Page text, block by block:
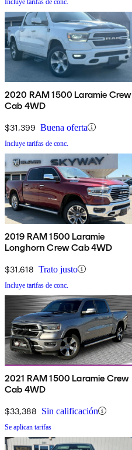
Incluye tarifas de conc.
2020 RAM 1500 Laramie Crew
Cab 4WD
$31,399 Buena oferta
Incluye tarifas de conc.
2019 RAM 1500 Laramie
Longhorn Crew Cab 4WD
$31,618 Trato justo
Incluye tarifas de conc.
2021 RAM 1500 Laramie Crew
Cab 4WD
$33,388 Sin calificación
Se aplican tarifas